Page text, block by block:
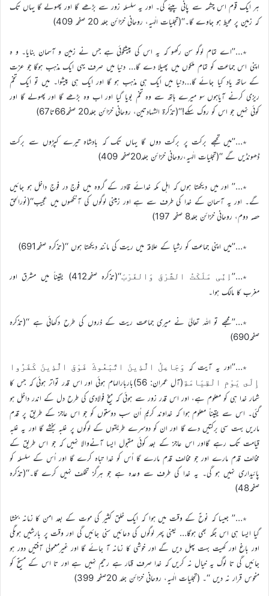
ہر ایک قوم اس چشمہ سے پانی پیئے گی۔ اور یہ سلسلہ زور سے بڑھے گا اور پھولے گا یہاں تک
کہ زمین پر محیط ہو جاوے گا۔‘‘(تجلیات الٰہیہ، روحانی خزائن جلد 20 صفحہ 409)
٭…’’اے تمام لوگو سن رکھو کہ یہ اس کی پیشگوئی ہے جس نے زمین و آسمان بنایا۔ و ہ
اپنی اس جماعت کو تمام ملکوں میں پھیلا دے گا… دنیا میں صرف یہی ایک مذہب ہوگا جو عزت
کے ساتھ یاد کیا جائے گا…دنیا میں ایک ہی مذہب ہو گا اور ایک ہی پیشوا۔ میں تو ایک تخم
ریزی کرنے آیاہوں سو میرے ہاتھ سے وہ تخم بویا گیا اور اب وہ بڑھے گا اور پھولے گا اور
کوئی نہیں جو اس کو روک سکے!‘‘(تذکرۃ الشہادتین، روحانی خزائن جلد20 صفحہ66تا67)
٭…’’میں تجھے برکت پر برکت دوں گا یہاں تک کہ بادشاہ تیرے کپڑوں سے برکت
ڈھونڈیں گے ‘‘(تجلیات الٰہیہ،روحانی خزائن جلد20صفحہ 409)
٭…’’ اور میں دیکھتا ہوں کہ اہل مکہ خدائے قادر کے گروہ میں فوج در فوج داخل ہو جائیں
گے۔ اور یہ آسمان کے خدا کی طرف سے ہے اور زمینی لوگوں کی آنکھوں میں عجیب‘‘(نورالحق
حصہ دوم، روحانی خزائن جلد8 صفحہ 197)
٭…’’میں اپنی جماعت کو رشیا کے علاقہ میں ریت کی مانند دیکھتا ہوں ‘‘(تذکرہ صفحہ691)
٭…’’ اِنِّی مَلَکْتُ الشَّرْقَ وَالغَرْبَ
‘‘(تذکرہ صفحہ412) یقیناً میں مشرق اور
مغرب کا مالک ہوا۔
٭…’’مجھے تو اللہ تعالیٰ نے میری جماعت ریت کے ذروں کی طرح دکھائی ہے ‘‘(تذکرہ
صفحہ690)
٭…’’اور یہ آیت کہ وَجَاعِلُ الَّذِينَ اتَّبَعُوكَ فَوْقَ الَّذِينَ كَفَرُوا
إِلَى يَوْمِ الْقِيَامَةِ
(آل عمران: 56)باربارالہام ہوئی اور اس قدر تواتر ہوئی کہ جس کا
شمار خدا ہی کو معلوم ہے، اور اس قدر زور سے ہوئی کہ میخ فولادی کی طرح دل کے اندر داخل ہو
گئی۔ اس سے یقیناً معلوم ہوا کہ خداوند کریم اُن سب دوستوں کو جو اس عاجز کے طریق پر قدم
ماریں بہت سی برکتیں دے گا اور ان کو دوسرے طریقوں کے لوگوں پر غلبہ بخشے گا اور یہ غلبہ
قیامت تک رہے گااور اس عاجز کے بعد کوئی مقبول ایسا آنےوالا نہیں کہ جو اس طریق کے
مخالف قدم مارے اور جو مخالف قدم مارے گا اُس کو خدا تباہ کرے گا اور اُس کے سلسلہ کو
پائیداری نہیں ہو گی۔ یہ خدا کی طرف سے وعدہ ہے جو ہرگز تخلف نہیں کرے گا۔‘‘(تذکرہ
صفحہ48)
٭…’’ جیسا کہ نوحؑ کے وقت میں ہوا کہ ایک خلق کثیر کی موت کے بعد امن کا زمانہ بخشا
گیا ایسا ہی اس جگہ بھی ہوگا… یعنی پھر لوگوں کی دعائیں سنی جائیں گی اور وقت پر بارشیں ہوںگی
اور باغ اور کھیت بہت پھل دیں گے اور خوشی کا زمانہ آ جائے گا اور غیرمعمولی آفتیں دور ہو
جائیں گی تا لوگ یہ خیال نہ کریں کہ خدا صرف قہّار ہے رحیم نہیں ہے اور تا اس کے مسیحؑ کو
منحوس قرار نہ دیں ‘‘۔ (تجلیات الٰہیہ، روحانی خزائن جلد 20صفحہ 399)